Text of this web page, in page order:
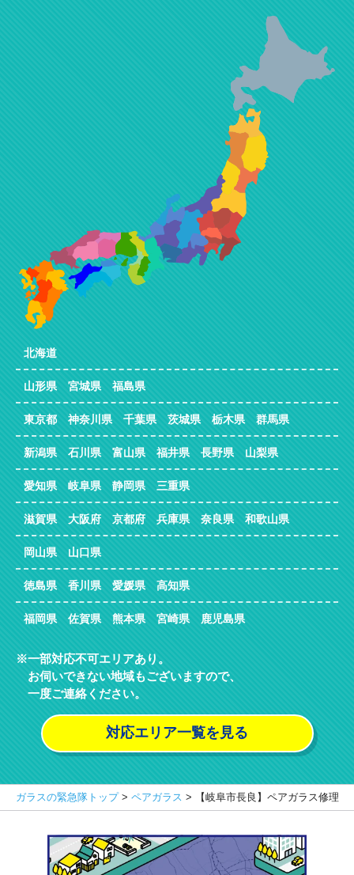
北海道
山形県 宮城県 福島県
東京都 神奈川県 千葉県 茨城県 栃木県 群馬県
新潟県 石川県 富山県 福井県 長野県 山梨県
愛知県 岐阜県 静岡県 三重県
滋賀県 大阪府 京都府 兵庫県 奈良県 和歌山県
岡山県 山口県
徳島県 香川県 愛媛県 高知県
福岡県 佐賀県 熊本県 宮崎県 鹿児島県
一部対応不可エリアあり。
お伺いできない地域もございますので、
一度ご連絡ください。
対応エリア一覧を見る
ガラスの緊急隊トップ> ペアガラス > 【岐阜市長良】ペアガラス修理